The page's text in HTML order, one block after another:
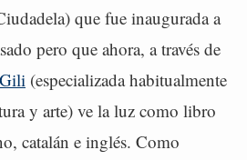
que fue inaugurada a
pero que ahora, a través de
(especializada habitualmente
y arte) ve la luz como libro
catalán e inglés. Como